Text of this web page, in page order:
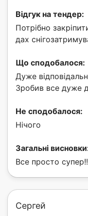
Відгук на тендер:
Потрібно
дах
Що сподобалося:
Дуже
Зробив все дуже
Не сподобалося:
Нічого
Загальні
Все просто
Сергей